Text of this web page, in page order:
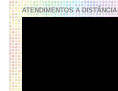
ATENDIMENTOS A DISTÂNCIA